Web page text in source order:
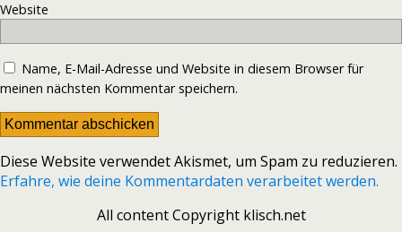
Website
Name, E-Mail-Adresse und Website in diesem Browser für
meinen nächsten Kommentar speichern.
Diese Website verwendet Akismet, um Spam zu reduzieren.
Erfahre, wie deine Kommentardaten verarbeitet werden.
All content Copyright klisch.net